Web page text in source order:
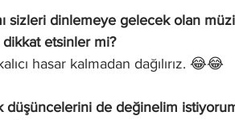
sizleri dinlemeye gelecek olan
dikkat etsinler mi?
hasar kalmadan dağılırız. 😂😂
de değinelim istiyorum.